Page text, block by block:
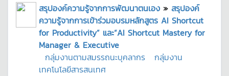
สรุปองค์ความรู้จากการพัฒนาตนเอง » สรุปองค์
ความรู้จากการเข้าร่วมอบรมหลักสูตร AI Shortcut
for Productivity” และ“AI Shortcut Mastery for
Manager & Executive
กลุ่มงานตามสมรรถนะบุคลากร
กลุ่มงาน
เทคโนโลยีสารสนเทศ